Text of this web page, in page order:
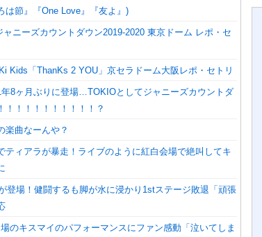
は節』『One Love』『友よ』)
ャニーズカウントダウン2019‐2020 東京ドーム レポ・セ
Kids「ThanKs 2 YOU」京セラドーム大阪レポ・セトリ
年8ヶ月ぶりに登場…TOKIOとしてジャニーズカウントダ
！！！！！！！！！！？
楽曲なーんや？
ティアラが暴走！ライブのように紅白会場で絶叫してキ
登場！健闘するも脚が水に浸かり1stステージ敗退「頑張
のキスマイのパフォーマンスにファン感動「泣いてしま